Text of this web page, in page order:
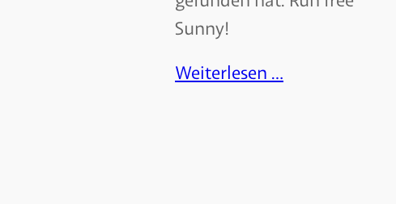
Sunny!
Weiterlesen …